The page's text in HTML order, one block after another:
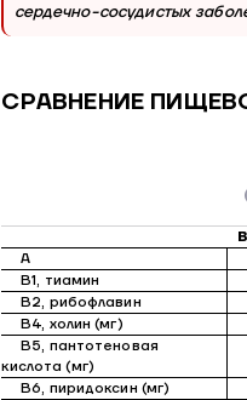
сердечно-сосудистых
СРАВНЕНИЕ
А
В1, тиамин
В2, рибофлавин
В4, холин (мг)
В5, пантотеновая
кислота (мг)
В6, пиридоксин (мг)